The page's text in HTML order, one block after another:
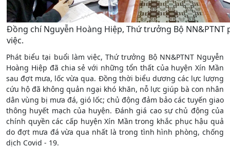
Đồng chí Nguyễn Hoàng Hiệp, Thứ trưởng Bộ NN&PTNT
việc.
Phát biểu tại buổi làm việc, Thứ trưởng Bộ NN&PTNT Nguyễn
Hoàng Hiệp đã chia sẻ với những tổn thất của huyện Xín Mần
sau đợt mưa, lốc vừa qua. Đồng thời biểu dương các lực lượng
cứu hộ đã không quản ngại khó khăn, nỗ lực giúp bà con nhân
dân vùng bị mưa đá, gió lốc; chủ động đảm bảo các tuyến giao
thông huyết mạch của huyện. Đánh giá cao sự chủ động của
chính quyền các cấp huyện Xín Mần trong khắc phục hậu quả
do đợt mưa đá vừa qua nhất là trong tình hình phòng, chống
dịch Covid - 19.